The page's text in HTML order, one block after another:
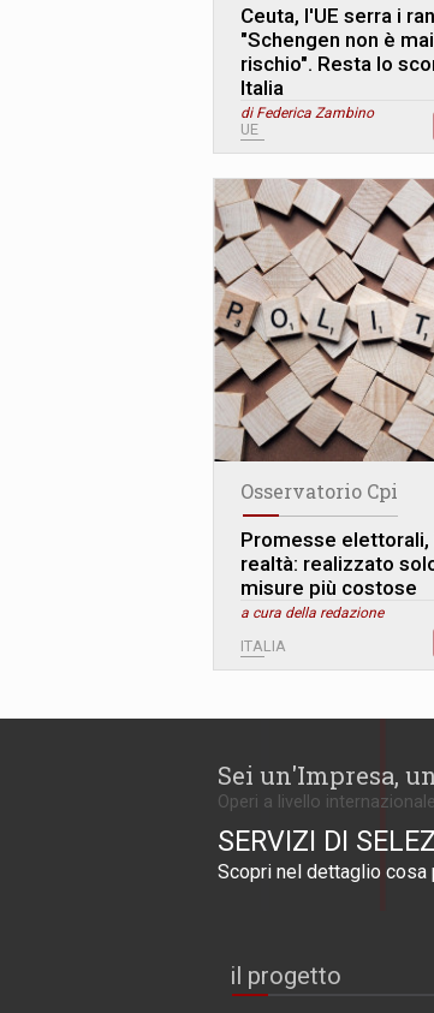
Ceuta, l'UE serra i
"Schengen non è
rischio". Resta lo
Italia
di Federica Zambino
UE
Osservatorio Cpi
Promesse elettorali,
realtà: realizzato
misure più costose
a cura della redazione
ITALIA
Sei un'Impresa,
Operi a livello
SERVIZI DI
Scopri nel dettaglio
il progetto